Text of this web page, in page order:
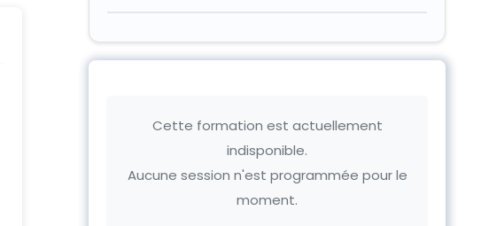
Cette formation est actuellement
indisponible.
Aucune session n'est programmée pour le
moment.